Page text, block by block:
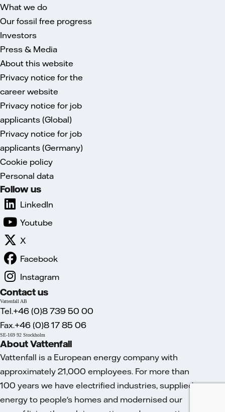
What we do
Our fossil free progress
Investors
Press & Media
About this website
Privacy notice for the
career website
Privacy notice for job
applicants (Global)
Privacy notice for job
applicants (Germany)
Cookie policy
Personal data
Follow us
LinkedIn
Youtube
X
Facebook
Instagram
Contact us
Vattenfall AB
Tel.+46 (0)8 739 50 00
Fax.+46 (0)8 17 85 06
SE-169 92 Stockholm
About Vattenfall
Vattenfall is a European energy company with
approximately 21,000 employees. For more than
100 years we have electrified industries, supplied
energy to people's homes and modernised our